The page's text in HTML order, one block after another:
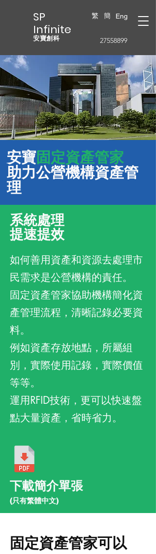
SP
Infinite
安寶創科
繁 簡 Eng
27558899
安寶固定資產管家
助力公營機構資產管
理
系統處理
提速提效
如何善用資產和資源去處理市
民需求是公營機構的責任。
固定資產管家協助機構簡化資
產管理流程，清晰記錄必要資
料。
例如資產存放地點，所屬組
別，實際使用記錄，實際價值
等等。
運用RFID技術，更可以快速盤
點大量資產，省時省力。
下載簡介單張
(只有繁體中文)
固定資產管家可以